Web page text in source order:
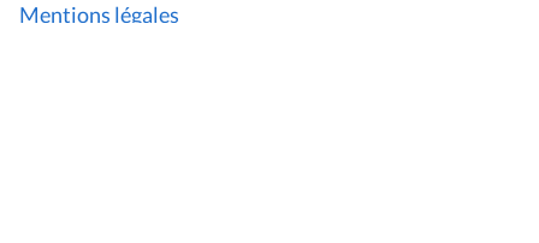
Mentions légales